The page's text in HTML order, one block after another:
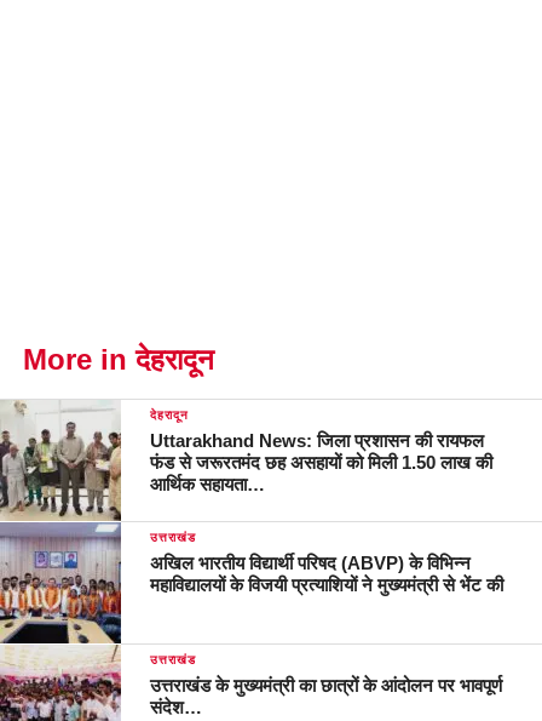
More in देहरादून
देहरादून
Uttarakhand News: जिला प्रशासन की रायफल
फंड से जरूरतमंद छह असहायों को मिली 1.50 लाख की
आर्थिक सहायता…
उत्तराखंड
अखिल भारतीय विद्यार्थी परिषद (ABVP) के विभिन्न
महाविद्यालयों के विजयी प्रत्याशियों ने मुख्यमंत्री से भेंट की
उत्तराखंड
उत्तराखंड के मुख्यमंत्री का छात्रों के आंदोलन पर भावपूर्ण
संदेश…